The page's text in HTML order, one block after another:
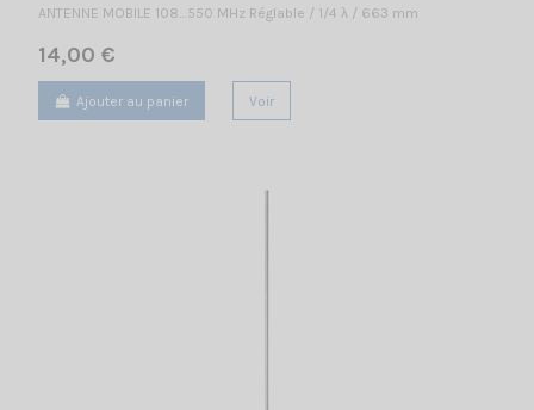
ANTENNE MOBILE 108…550 MHz Réglable / 1/4 λ / 663 mm
14,00 €
Ajouter au panier Voir